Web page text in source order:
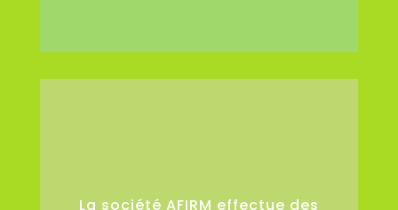
La société AFIRM effectue des